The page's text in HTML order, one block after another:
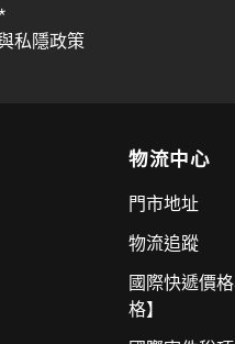
私隱政策
物流中心
門市地址
物流追蹤
國際快遞價
格】